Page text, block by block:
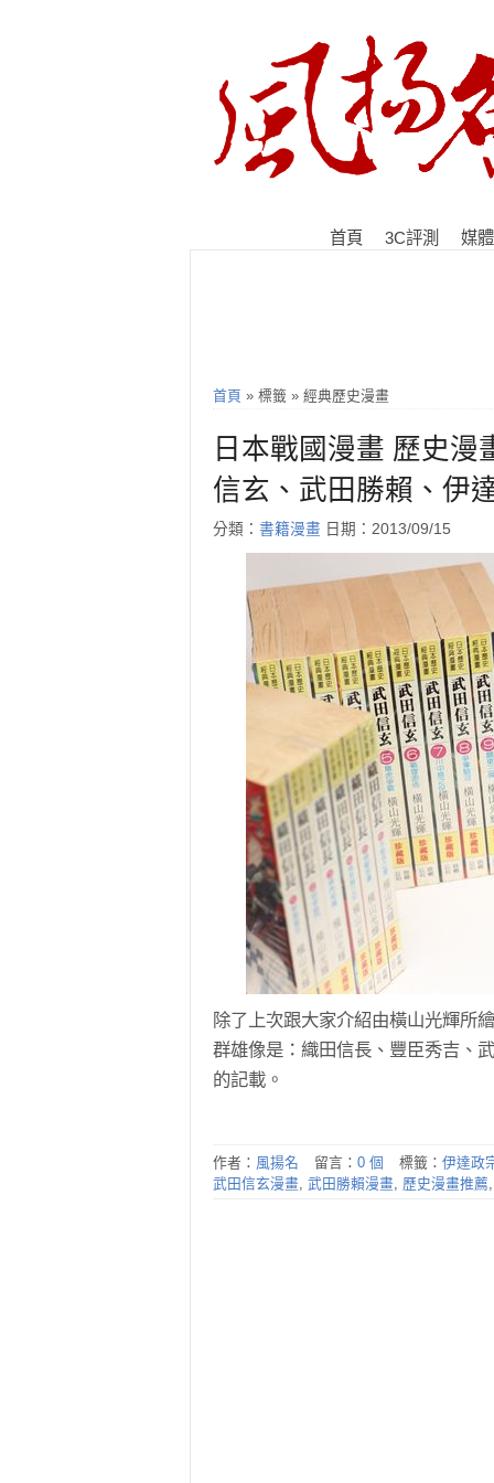
首頁 3C評測 媒
首頁 » 標籤 » 經典歷史漫畫
日本戰國漫畫 歷史
信玄、武田勝賴、伊
分類： 書籍漫畫 日期：2013/09/15
除了上次跟大家介紹由橫山光輝所
群雄像是：織田信長、豐臣秀吉、
的記載。
作者： 風揚名 留言： 0 個 標籤： 伊達政
武田信玄漫畫, 武田勝賴漫畫, 歷史漫畫推薦